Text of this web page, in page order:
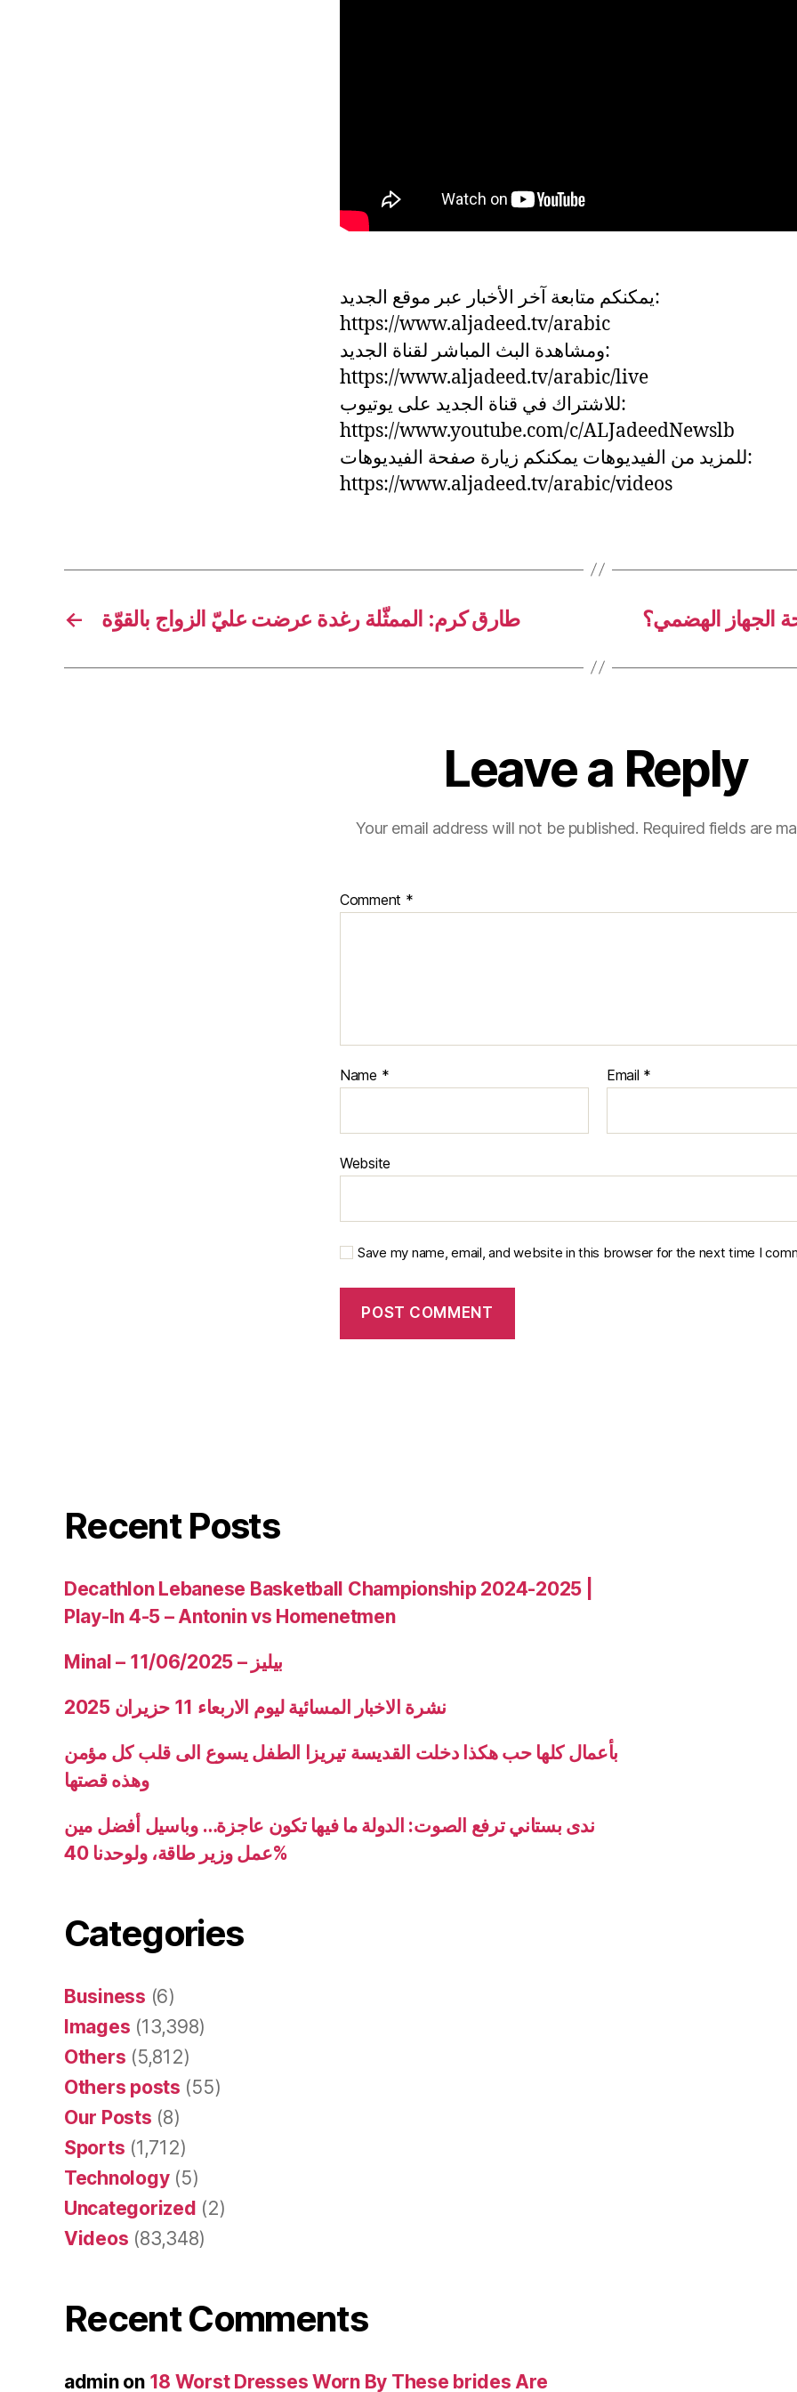
يمكنكم متابعة آخر الأخبار عبر موقع الجديد:
https://www.aljadeed.tv/arabic
ومشاهدة البث المباشر لقناة الجديد:
https://www.aljadeed.tv/arabic/live
للاشتراك في قناة الجديد على يوتيوب:
https://www.youtube.com/c/ALJadeedNewslb
للمزيد من الفيديوهات يمكنكم زيارة صفحة الفيديوهات:
https://www.aljadeed.tv/arabic/videos
← طارق كرم: الممثّلة رغدة عرضت عليّ الزواج بالقوّة الجهاز الهضمي؟
Leave a Reply
Your email address will not be published. Required fields are
Comment *
Name * Email *
Website
Save my name, email, and website in this browser for the next time I
Recent Posts
Decathlon Lebanese Basketball Championship 2024-2025 |
Play-In 4-5 – Antonin vs Homenetmen
Minal – 11/06/2025 – بيليز
نشرة الاخبار المسائية ليوم الاربعاء 11 حزيران 2025
بأعمال كلها حب هكذا دخلت القديسة تيريزا الطفل يسوع الى قلب كل مؤمن
وهذه قصتها
ندى بستاني ترفع الصوت: الدولة ما فيها تكون عاجزة… وباسيل أفضل مين
عمل وزير طاقة، ولوحدنا 40%
Categories
Business (6)
Images (13,398)
Others (5,812)
Others posts (55)
Our Posts (8)
Sports (1,712)
Technology(5)
Uncategorized (2)
Videos (83,348)
Recent Comments
adminon 18 Worst Dresses Worn By These brides Are